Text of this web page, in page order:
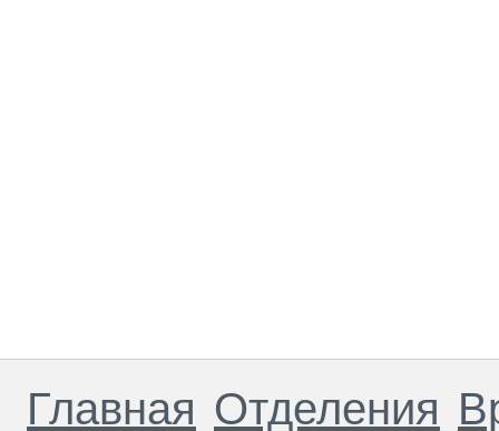
Главная Отделения